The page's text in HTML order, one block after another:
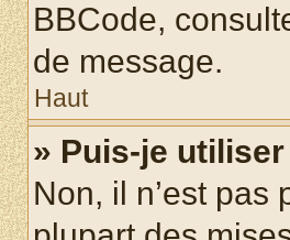
BBCode,
de message.
Haut
» Puis-je utiliser
Non, il n’est